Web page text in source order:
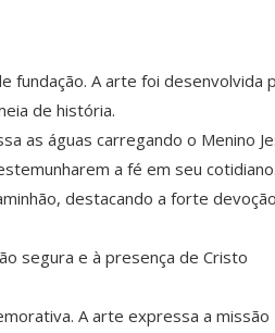
fundação. A arte foi desenvolvida
de história.
as águas carregando o Menino
a fé em seu cotidiano.
destacando a forte
segura e à presença de Cristo
A arte expressa a missão